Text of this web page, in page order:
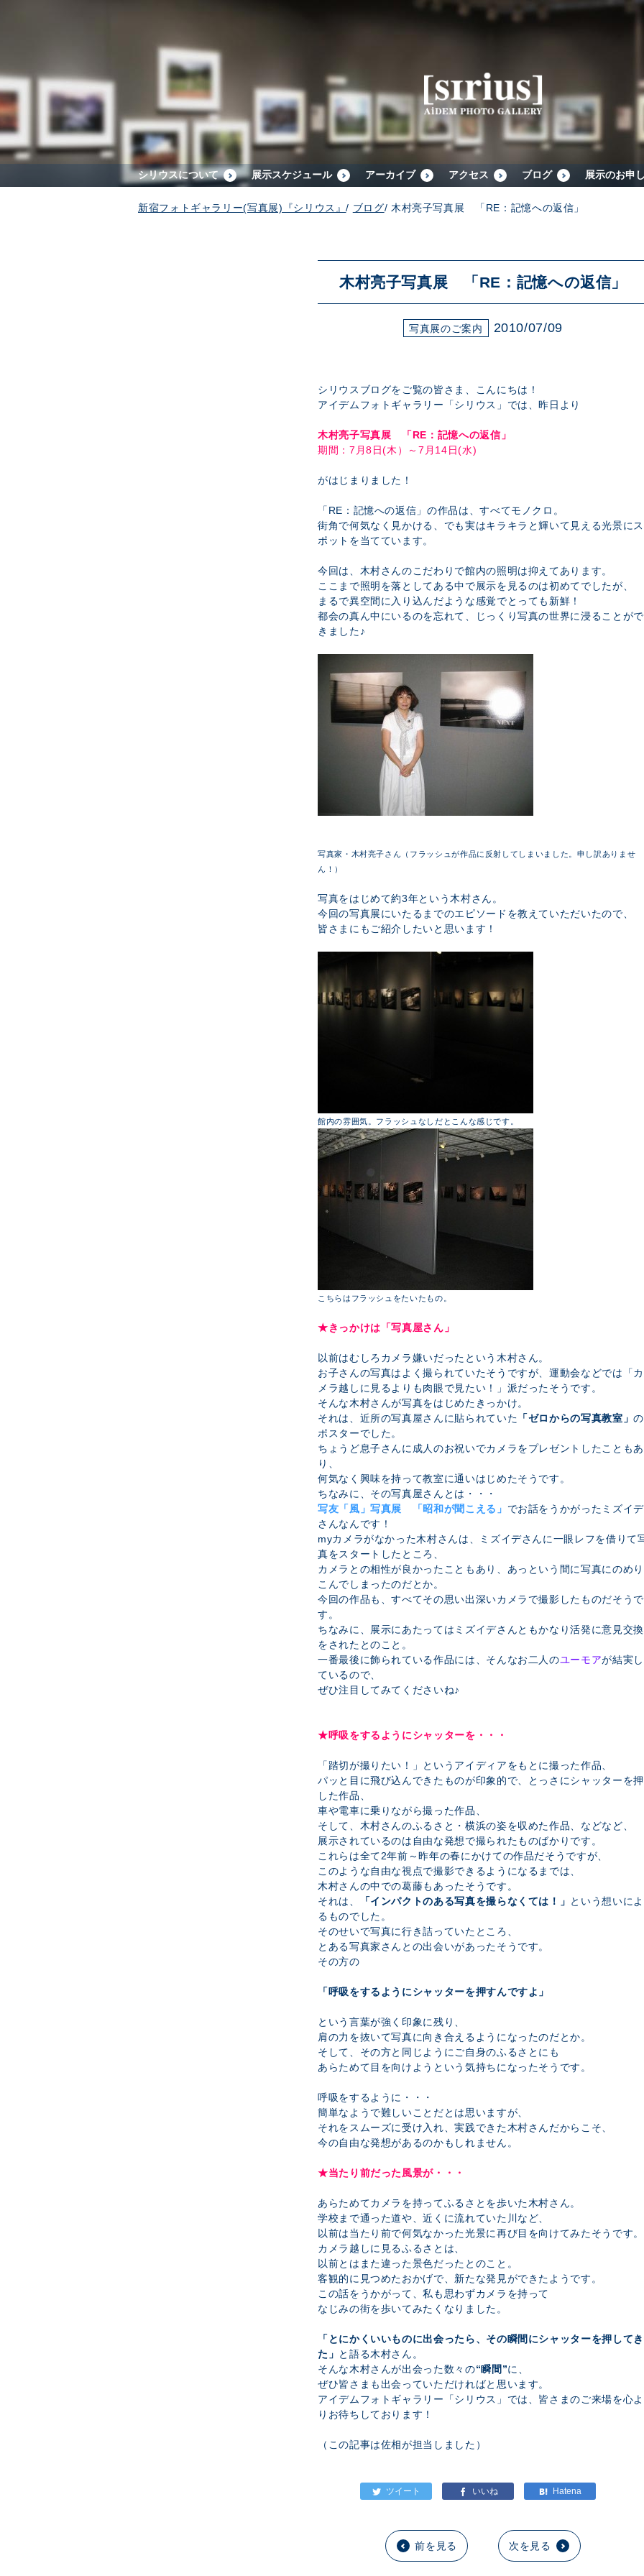
シリウスについて 展示スケジュール アーカイブ アクセス ブログ 展示のお申
新宿フォトギャラリー(写真展)『シリウス』/ ブログ/ 木村亮子写真展 「RE：記憶への返信」
木村亮子写真展 「RE：記憶への返信」
写真展のご案内 2010/07/09
シリウスブログをご覧の皆さま、こんにちは！
アイデムフォトギャラリー「シリウス」では、昨日より
木村亮子写真展 「RE：記憶への返信」
期間：7月8日(木）～7月14日(水)
がはじまりました！
「RE：記憶への返信」の作品は、すべてモノクロ。
街角で何気なく見かける、でも実はキラキラと輝いて見える光景にス
ポットを当てています。
今回は、木村さんのこだわりで館内の照明は抑えてあります。
ここまで照明を落としてある中で展示を見るのは初めてでしたが、
まるで異空間に入り込んだような感覚でとっても新鮮！
都会の真ん中にいるのを忘れて、じっくり写真の世界に浸ることがで
きました♪
写真家・木村亮子さん（フラッシュが作品に反射してしまいました。申し訳ありませ
ん！）
写真をはじめて約3年という木村さん。
今回の写真展にいたるまでのエピソードを教えていただいたので、
皆さまにもご紹介したいと思います！
館内の雰囲気。フラッシュなしだとこんな感じです。
こちらはフラッシュをたいたもの。
★きっかけは「写真屋さん」
以前はむしろカメラ嫌いだったという木村さん。
お子さんの写真はよく撮られていたそうですが、運動会などでは「カ
メラ越しに見るよりも肉眼で見たい！」派だったそうです。
そんな木村さんが写真をはじめたきっかけ。
それは、近所の写真屋さんに貼られていた 「ゼロからの写真教室」の
ポスターでした。
ちょうど息子さんに成人のお祝いでカメラをプレゼントしたこともあ
り、
何気なく興味を持って教室に通いはじめたそうです。
ちなみに、その写真屋さんとは・・・
写友「風」写真展 「昭和が聞こえる」 でお話をうかがったミズイデ
さんなんです！
myカメラがなかった木村さんは、ミズイデさんに一眼レフを借りて
真をスタートしたところ、
カメラとの相性が良かったこともあり、あっという間に写真にのめり
こんでしまったのだとか。
今回の作品も、すべてその思い出深いカメラで撮影したものだそうで
す。
ちなみに、展示にあたってはミズイデさんともかなり活発に意見交換
をされたとのこと。
一番最後に飾られている作品には、そんなお二人のユーモアが結実し
ているので、
ぜひ注目してみてくださいね♪
★呼吸をするようにシャッターを・・・
「踏切が撮りたい！」というアイディアをもとに撮った作品、
パッと目に飛び込んできたものが印象的で、とっさにシャッターを押
した作品、
車や電車に乗りながら撮った作品、
そして、木村さんのふるさと・横浜の姿を収めた作品、などなど、
展示されているのは自由な発想で撮られたものばかりです。
これらは全て2年前～昨年の春にかけての作品だそうですが、
このような自由な視点で撮影できるようになるまでは、
木村さんの中での葛藤もあったそうです。
それは、
「インパクトのある写真を撮らなくては！」 という想いによ
るものでした。
そのせいで写真に行き詰っていたところ、
とある写真家さんとの出会いがあったそうです。
その方の
「呼吸をするようにシャッターを押すんですよ」
という言葉が強く印象に残り、
肩の力を抜いて写真に向き合えるようになったのだとか。
そして、その方と同じようにご自身のふるさとにも
あらためて目を向けようという気持ちになったそうです。
呼吸をするように・・・
簡単なようで難しいことだとは思いますが、
それをスムーズに受け入れ、実践できた木村さんだからこそ、
今の自由な発想があるのかもしれません。
★当たり前だった風景が・・・
あらためてカメラを持ってふるさとを歩いた木村さん。
学校まで通った道や、近くに流れていた川など、
以前は当たり前で何気なかった光景に再び目を向けてみたそうです。
カメラ越しに見るふるさとは、
以前とはまた違った景色だったとのこと。
客観的に見つめたおかげで、新たな発見ができたようです。
この話をうかがって、私も思わずカメラを持って
なじみの街を歩いてみたくなりました。
「とにかくいいものに出会ったら、その瞬間にシャッターを押してき
た」 と語る木村さん。
そんな木村さんが出会った数々の“瞬間”に、
ぜひ皆さまも出会っていただければと思います。
アイデムフォトギャラリー「シリウス」では、皆さまのご来場を心よ
りお待ちしております！
（この記事は佐相が担当しました）
前を見る 次を見る
展示スケジュール
アーカイブ
ブログ
展示のお申し込み